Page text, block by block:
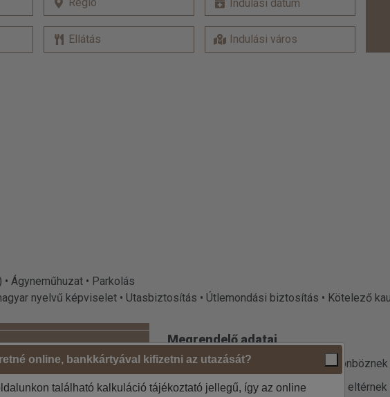
Ágyneműhuzat • Parkolás
nyelvű képviselet • Utasbiztosítás • Útlemondási biztosítás • Kötelező
szíveskedjenek!
Megrendelő adatai
Jelölje be, ha az 1. utas adatai
Jelölje be, ha a számlázási adatok eltérnek
online, bankkártyával kifizetni az utazását?
található kalkuláció tájékoztató jellegű, így az online